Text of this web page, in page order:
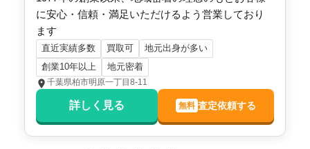
に安心・信頼・満足いただけるよう営業しており
ます
直近実績多数 買取可
地元出身が多い
創業10年以上
地元密着
千葉県柏市明原一丁目8-11
詳しく見る 無料 査定依頼する